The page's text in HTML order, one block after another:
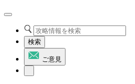
検索
ご意見